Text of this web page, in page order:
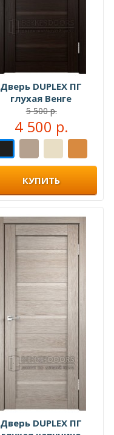
Дверь DUPLEX ПГ
глухая Венге
5 500 р.
4 500 р.
КУПИТЬ
Дверь DUPLEX ПГ